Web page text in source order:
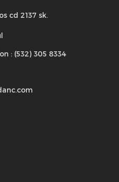
cd 2137 sk.
: (532) 305 8334